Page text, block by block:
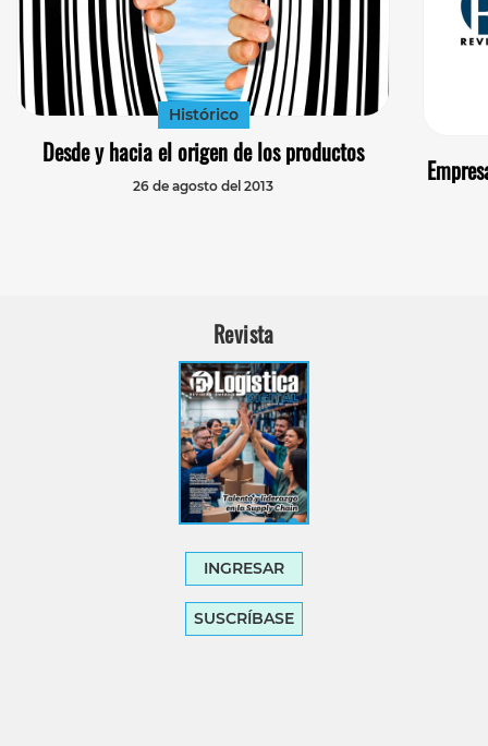
Histórico
Desde y hacia el origen de los productos
26 de agosto del 2013
Revista
INGRESAR
SUSCRÍBASE